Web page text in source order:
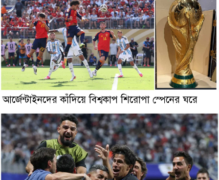
আর্জেন্টাইনদের কাঁদিয়ে বিশ্বকাপ শিরোপা স্পেনের ঘরে